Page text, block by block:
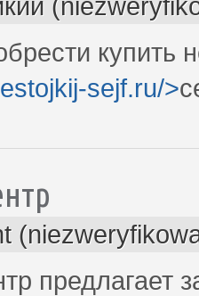
купить
sejf.ru/>
предлагает